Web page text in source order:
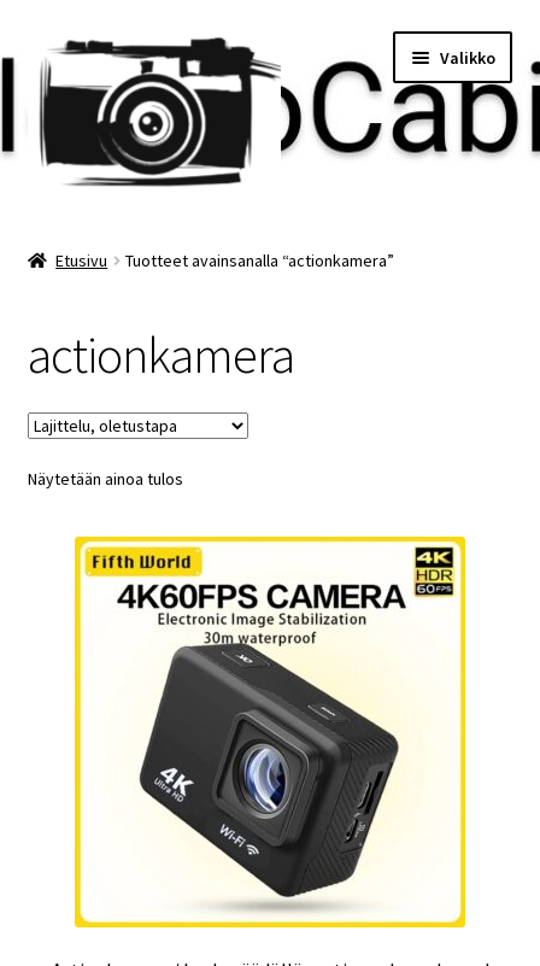
Siirry
navigointiin
Siirry
sisältöön
Valikko
Minun tilini
Ostoskori
Etusivu Tuotteet avainsanalla “actionkamera”
actionkamera
Näytetään ainoa tulos